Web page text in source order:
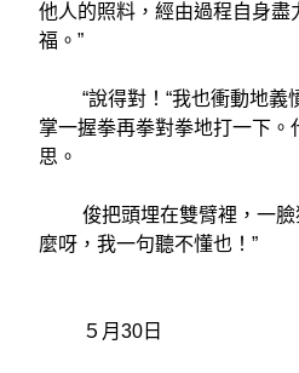
他人的照料，經由過程自身盡
福。”
“說得對！“我也衝動地義
掌一握拳再拳對拳地打一下
思。
俊把頭埋在雙臂裡，一臉
麼呀，我一句聽不懂也！”
５月30日